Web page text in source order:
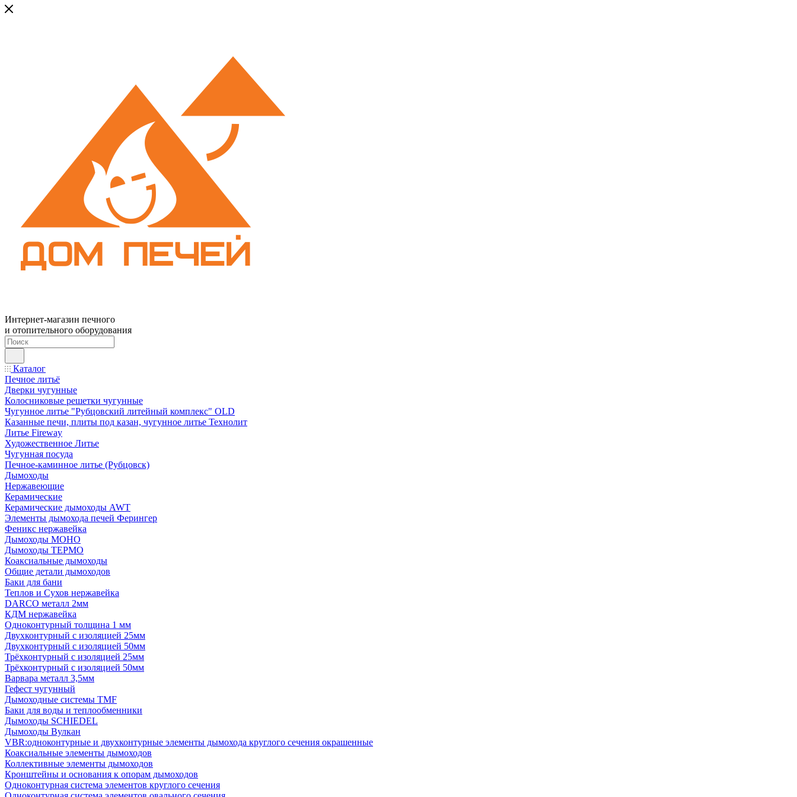
Интернет-магазин печного
и отопительного оборудования
Каталог
Печное литьё
Дверки чугунные
Колосниковые решетки чугунные
Чугунное литье "Рубцовский литейный комплекс" OLD
Казанные печи, плиты под казан, чугунное литье Технолит
Литье Fireway
Художественное Литье
Чугунная посуда
Печное-каминное литье (Рубцовск)
Дымоходы
Нержавеющие
Керамические
Керамические дымоходы AWT
Элементы дымохода печей Ферингер
Феникс нержавейка
Дымоходы МОНО
Дымоходы ТЕРМО
Коаксиальные дымоходы
Общие детали дымоходов
Баки для бани
Теплов и Сухов нержавейка
DARCO металл 2мм
КДМ нержавейка
Одноконтурный толщина 1 мм
Двухконтурный с изоляцией 25мм
Двухконтурный с изоляцией 50мм
Трёхконтурный с изоляцией 25мм
Трёхконтурный с изоляцией 50мм
Варвара металл 3,5мм
Гефест чугунный
Дымоходные системы TMF
Баки для воды и теплообменники
Дымоходы SCHIEDEL
Дымоходы Вулкан
VBR:одноконтурные и двухконтурные элементы дымохода круглого сечения окрашенные
Коаксиальные элементы дымоходов
Коллективные элементы дымоходов
Кронштейны и основания к опорам дымоходов
Одноконтурная система элементов круглого сечения